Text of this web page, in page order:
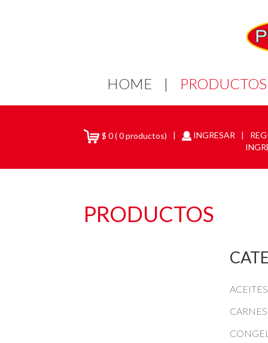
HOME | PRODUCTOS
$ 0(0productos) | INGRESAR |
PRODUCTOS
ACEITES
CARNES